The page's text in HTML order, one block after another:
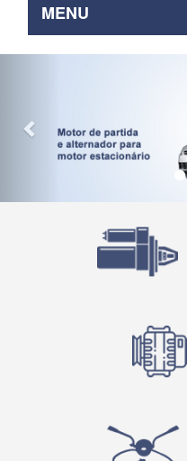
MENU